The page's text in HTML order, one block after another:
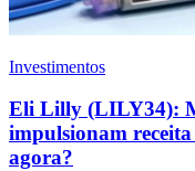
Investimentos
Eli Lilly (LILY34):
impulsionam
agora?